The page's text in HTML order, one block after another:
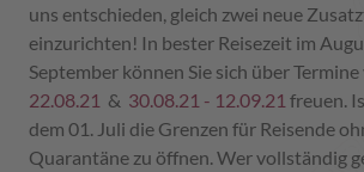
uns entschieden, gleich zwei neue
einzurichten! In bester Reisezeit im
September können Sie sich über Termine
22.08.21 & 30.08.21 - 12.09.21 freuen.
dem 01. Juli die Grenzen für Reisende
Quarantäne zu öffnen. Wer vollständig